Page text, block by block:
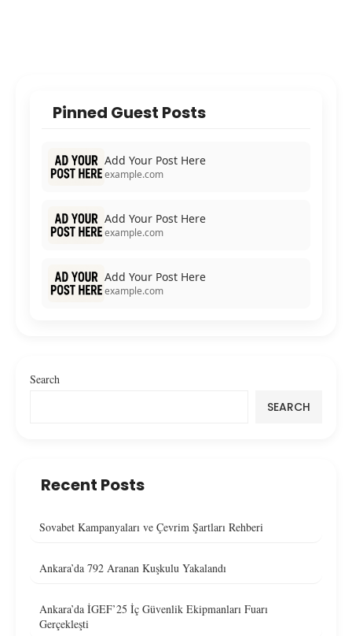
Pinned Guest Posts
Add Your Post Here
example.com
Add Your Post Here
example.com
Add Your Post Here
example.com
Search
SEARCH
Recent Posts
Sovabet Kampanyaları ve Çevrim Şartları Rehberi
Ankara’da 792 Aranan Kuşkulu Yakalandı
Ankara’da İGEF’25 İç Güvenlik Ekipmanları Fuarı
Gerçekleşti